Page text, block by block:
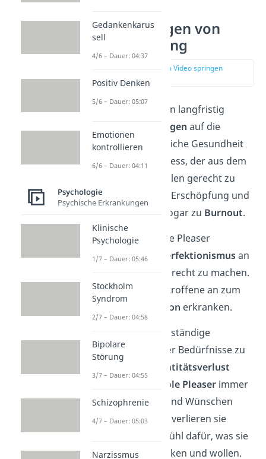
Negative Folgen von
People Pleasing
zur Stelle im Video springen
(02:33)
People Pleasing
kann langfristig
negative Auswirkungen auf die
mentale und körperliche Gesundheit
haben. Ständiger Stress, der aus dem
Versuch resultiert, allen gerecht zu
werden, führt oft zu Erschöpfung und
in extremen Fällen sogar zu Burnout.
Oftmals legen People Pleaser
Multitaskingund Perfektionismusan
den Tag, um es allen recht zu machen.
Dadurch können Betroffene an zum
Beispiel an
Depression erkranken.
Außerdem kann das ständige
Zurückstellen eigener Bedürfnisse zu
Identitätsverlust
People Pleaserimmer
an den Meinungen und Wünschen
anderer orientieren, verlieren sie
irgendwann das Gefühl dafür, was sie
selbst eigentlich denken und wollen.
Gedankenkarus
sell
4/6 – Dauer: 04:37
Positiv Denken
5/6 – Dauer: 05:07
Emotionen
kontrollieren
6/6 – Dauer: 04:11
Psychologie
Psychische Erkrankungen
Klinische
Psychologie
1/7 – Dauer: 05:46
Stockholm
Syndrom
2/7 – Dauer: 04:58
Bipolare
Störung
3/7 – Dauer: 04:55
Schizophrenie
4/7 – Dauer: 05:03
Narzissmus